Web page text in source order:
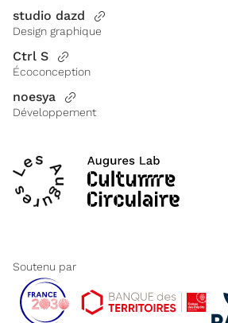
studio dazd
Design graphique
Ctrl S
Écoconception
noesya
Développement
Soutenu par